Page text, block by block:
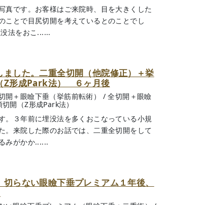
真です。お客様はご来院時、目を大きくした
ことで目尻切開を考えているとのことでし
法をおこ......
した。二重全切開（他院修正）＋挙
Z形成Park法） ６ヶ月後
開＋眼瞼下垂（挙筋前転術） /全切開＋眼瞼
切開（Z形成Park法）
。３年前に埋没法を多くおこなっている小規
。来院した際のお話では、二重全切開をして
みがかか......
らない眼瞼下垂プレミアム１年後、